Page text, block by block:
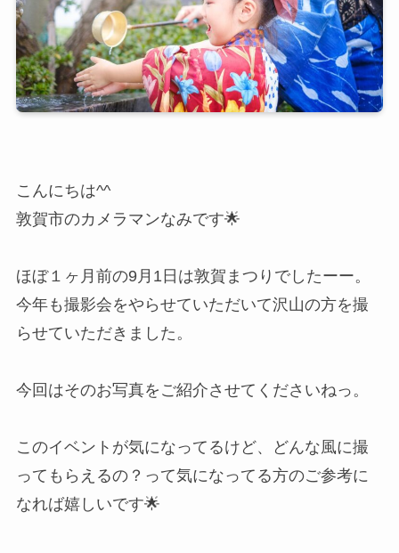
こんにちは^^
敦賀市のカメラマンなみです🌟
ほぼ１ヶ月前の9月1日は敦賀まつりでしたーー。
今年も撮影会をやらせていただいて沢山の方を撮
らせていただきました。
今回はそのお写真をご紹介させてくださいねっ。
このイベントが気になってるけど、どんな風に撮
ってもらえるの？って気になってる方のご参考に
なれば嬉しいです🌟